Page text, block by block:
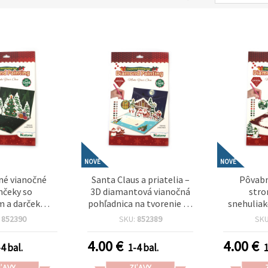
vianočné
so
darčekmi –
vianočná
cm,
sviatočné
kreatívne
852390
bal.
NOVÉ
Santa Claus a priatelia –
3D diamantová vianočná
pohľadnica na tvorenie 13
× 18 cm, ideálna na
darovanie LHKBC14655
SKU: 852389
4.00€ 1-4 bal.
NOVÉ
3D
ideálna
priania
4.00€